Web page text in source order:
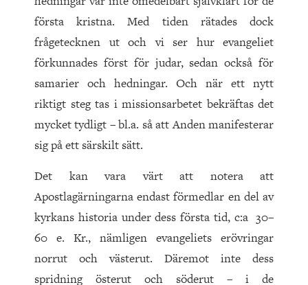
första kristna. Med tiden rätades dock
frågetecknen ut och vi ser hur evangeliet
förkunnades först för judar, sedan också för
samarier och hedningar. Och när ett nytt
riktigt steg tas i missionsarbetet bekräftas det
mycket tydligt – bl.a. så att Anden manifesterar
sig på ett särskilt sätt.
Det kan vara värt att notera att
Apostlagärningarna endast förmedlar en del av
kyrkans historia under dess första tid, c:a 30–
60 e. Kr., nämligen evangeliets erövringar
norrut och västerut. Däremot inte dess
spridning österut och söderut – i de